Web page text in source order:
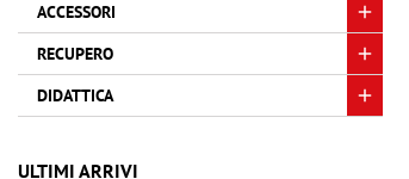
ACCESSORI
RECUPERO
DIDATTICA
ULTIMI ARRIVI